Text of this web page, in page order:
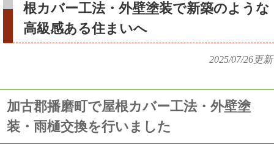
根カバー工法・外壁塗装で新築のような
高級感ある住まいへ
2025/07/26更新
加古郡播磨町で屋根カバー工法・外壁塗
装・雨樋交換を行いました